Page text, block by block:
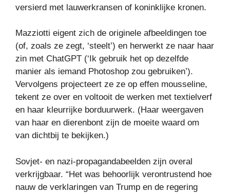
versierd met lauwerkransen of koninklijke kronen.
Mazziotti eigent zich de originele afbeeldingen toe
(of, zoals ze zegt, ‘steelt’) en herwerkt ze naar haar
zin met ChatGPT (‘Ik gebruik het op dezelfde
manier als iemand Photoshop zou gebruiken’).
Vervolgens projecteert ze ze op effen mousseline,
tekent ze over en voltooit de werken met textielverf
en haar kleurrijke borduurwerk. (Haar weergaven
van haar en dierenbont zijn de moeite waard om
van dichtbij te bekijken.)
Sovjet- en nazi-propagandabeelden zijn overal
verkrijgbaar. “Het was behoorlijk verontrustend hoe
nauw de verklaringen van Trump en de regering